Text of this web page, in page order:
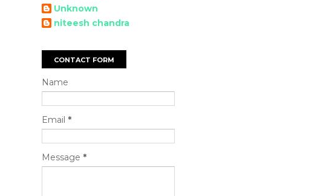
Unknown
niteesh chandra
CONTACT FORM
Name
Email *
Message *